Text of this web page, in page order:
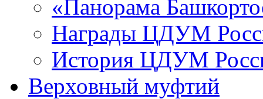
«Панорама
Награды ЦДУМ
История ЦДУМ
Верховный муфтий